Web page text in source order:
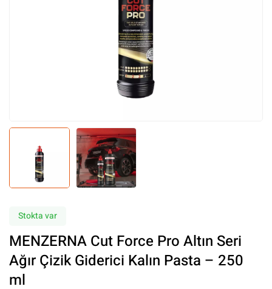
Stokta var
MENZERNA Cut Force Pro Altın Seri
Ağır Çizik Giderici Kalın Pasta – 250
ml